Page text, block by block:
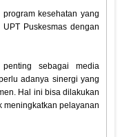
kesehatan yang
Puskesmas dengan
sebagai media
adanya sinergi yang
Hal ini bisa dilakukan
meningkatkan pelayanan